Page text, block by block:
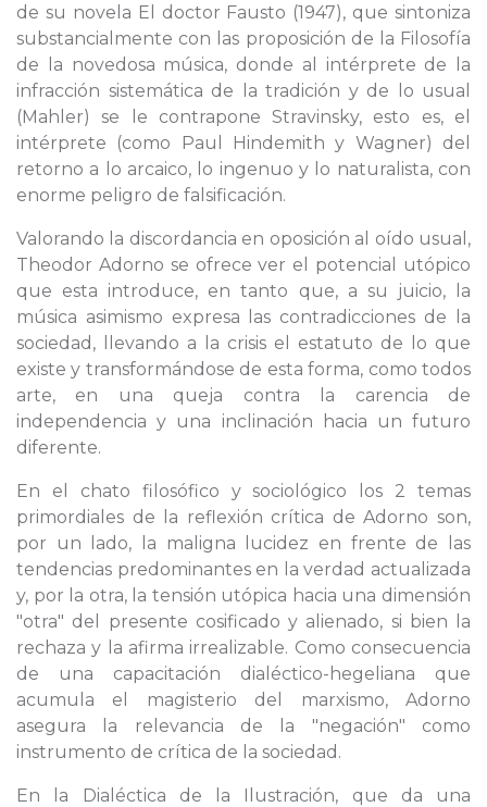
de su novela El doctor Fausto (1947), que sintoniza
substancialmente con las proposición de la Filosofía
de la novedosa música, donde al intérprete de la
infracción sistemática de la tradición y de lo usual
(Mahler) se le contrapone Stravinsky, esto es, el
intérprete (como Paul Hindemith y Wagner) del
retorno a lo arcaico, lo ingenuo y lo naturalista, con
enorme peligro de falsificación.
Valorando la discordancia en oposición al oído usual,
Theodor Adorno se ofrece ver el potencial utópico
que esta introduce, en tanto que, a su juicio, la
música asimismo expresa las contradicciones de la
sociedad, llevando a la crisis el estatuto de lo que
existe y transformándose de esta forma, como todos
arte, en una queja contra la carencia de
independencia y una inclinación hacia un futuro
diferente.
En el chato filosófico y sociológico los 2 temas
primordiales de la reflexión crítica de Adorno son,
por un lado, la maligna lucidez en frente de las
tendencias predominantes en la verdad actualizada
y, por la otra, la tensión utópica hacia una dimensión
"otra" del presente cosificado y alienado, si bien la
rechaza y la afirma irrealizable. Como consecuencia
de una capacitación dialéctico-hegeliana que
acumula el magisterio del marxismo, Adorno
asegura la relevancia de la "negación" como
instrumento de crítica de la sociedad.
En la Dialéctica de la Ilustración, que da una